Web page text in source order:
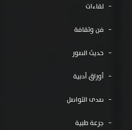
لقاءات
فن وثقافة
حديث الصور
أوراق أدبية
صدى التواصل
جرعة طبية